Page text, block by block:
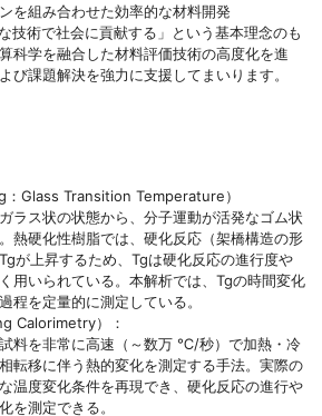
を組み合わせた効率的な材料開発
技術で社会に貢献する」という基本理念のも
科学を融合した材料評価技術の高度化を進
び課題解決を強力に支援してまいります。
：Glass Transition Temperature）
ラス状の状態から、分子運動が活発なゴム状
熱硬化性樹脂では、硬化反応（架橋構造の形
が上昇するため、Tgは硬化反応の進行度や
用いられている。本解析では、Tgの時間変化
程を定量的に測定している。
Calorimetry）：
料を非常に高速（～数万 ℃/秒）で加熱・冷
転移に伴う熱的変化を測定する手法。実際の
温度変化条件を再現でき、硬化反応の進行や
を測定できる。